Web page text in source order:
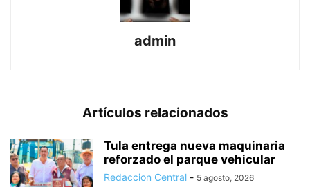
admin
Artículos relacionados
Tula entrega nueva maquinaria
reforzado el parque vehicular
Redaccion Central - 5 agosto, 2026